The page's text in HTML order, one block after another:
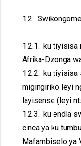
1.2.
1.2.1. ku tiyisisa
Afrika-Dzonga
1.2.2. ku tiyisisa
migingiriko leyi
layisense (leyi
1.2.3. ku endla
cinca ya ku
Mafambiselo ya